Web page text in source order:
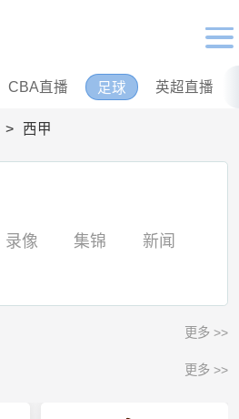
CBA直播 足球 英超直播
西甲
录像 集锦 新闻
更多 >>
更多 >>